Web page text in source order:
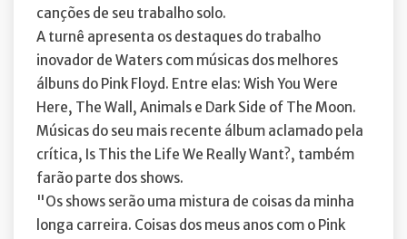
canções de seu trabalho solo.
A turnê apresenta os destaques do trabalho
inovador de Waters com músicas dos melhores
álbuns do Pink Floyd. Entre elas: Wish You Were
Here, The Wall, Animals e Dark Side of The Moon.
Músicas do seu mais recente álbum aclamado pela
crítica, Is This the Life We Really Want?, também
farão parte dos shows.
"Os shows serão uma mistura de coisas da minha
longa carreira. Coisas dos meus anos com o Pink